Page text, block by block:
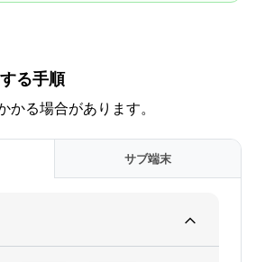
る手順
る場合があります。
サブ端末